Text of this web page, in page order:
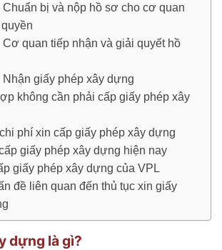
bị và nộp hồ sơ cho cơ quan
quan tiếp nhận và giải quyết hồ
giấy phép xây dựng
không cần phải cấp giấy phép xây
phí xin cấp giấy phép xây dựng
giấy phép xây dựng hiện nay
giấy phép xây dựng của VPL
đề liên quan đến thủ tục xin giấy
dựng là gì?